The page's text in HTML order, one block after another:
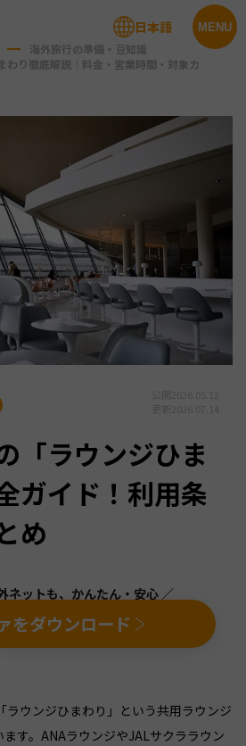
MENU
日本語
海外旅行の準備・豆知識
わり徹底解説｜料金・営業時間・対象カ
「ラウンジひま
ガイド！利用条
め
ネットも、かんたん・安心 ／
をダウンロード
ラウンジひまわり」という共用ラウンジ
す。ANAラウンジやJALサクララウン